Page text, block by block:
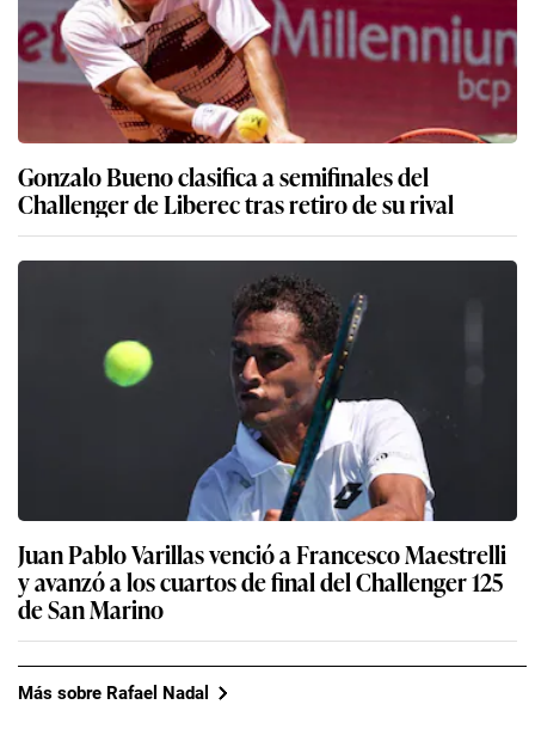
Gonzalo Bueno clasifica a semifinales del
Challenger de Liberec tras retiro de su rival
Juan Pablo Varillas venció a Francesco Maestrelli
y avanzó a los cuartos de final del Challenger 125
de San Marino
Más sobre Rafael Nadal